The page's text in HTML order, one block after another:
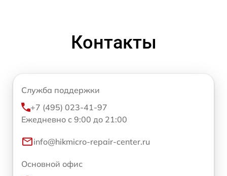
Контакты
Служба поддержки
+7 (495) 023-41-97
Ежедневно с 9:00 до 21:00
info@hikmicro-repair-center.ru
Основной офис